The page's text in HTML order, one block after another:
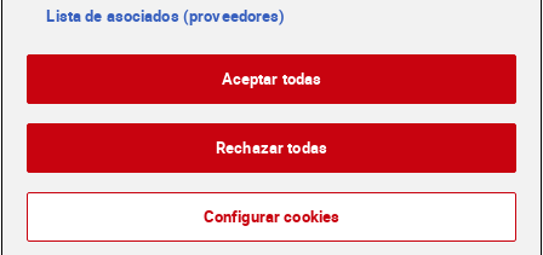
EnglishPolítica de privacidad Política de cookies
Condiciones de compra
Lista de asociados (proveedores)
Aceptar todas
Rechazar todas
Configurar cookies